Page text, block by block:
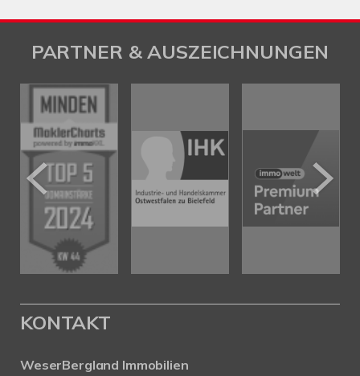
PARTNER & AUSZEICHNUNGEN
KONTAKT
WeserBergland Immobilien